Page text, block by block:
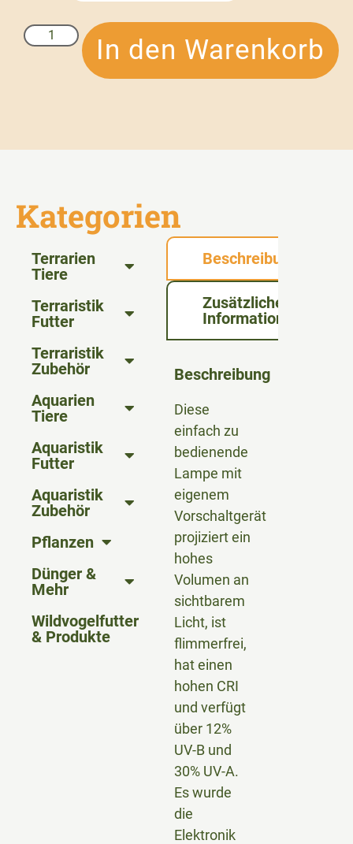
In den Warenkorb
Kategorien
Terrarien
Tiere
Terraristik
Futter
Terraristik
Zubehör
Aquarien
Tiere
Aquaristik
Futter
Aquaristik
Zubehör
Pflanzen
Dünger &
Mehr
Wildvogelfutter
& Produkte
Beschreibung
Zusätzliche
Informationen
Beschreibung
Diese
einfach zu
bedienende
Lampe mit
eigenem
Vorschaltgerät
projiziert ein
hohes
Volumen an
sichtbarem
Licht, ist
flimmerfrei,
hat einen
hohen CRI
und verfügt
über 12%
UV-B und
30% UV-A.
Es wurde
die
Elektronik